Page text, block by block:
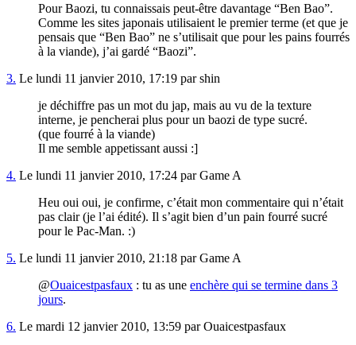
Pour Baozi, tu connaissais peut-être davantage “Ben Bao”.
Comme les sites japonais utilisaient le premier terme (et que je
pensais que “Ben Bao” ne s’utilisait que pour les pains fourrés
à la viande), j’ai gardé “Baozi”.
3. Le lundi 11 janvier 2010, 17:19 par shin
je déchiffre pas un mot du jap, mais au vu de la texture
interne, je pencherai plus pour un baozi de type sucré.
(que fourré à la viande)
Il me semble appetissant aussi :]
4. Le lundi 11 janvier 2010, 17:24 par Game A
Heu oui oui, je confirme, c’était mon commentaire qui n’était
pas clair (je l’ai édité). Il s’agit bien d’un pain fourré sucré
pour le Pac-Man. :)
5. Le lundi 11 janvier 2010, 21:18 par Game A
@Ouaicestpasfaux : tu as une enchère qui se termine dans 3
jours.
6. Le mardi 12 janvier 2010, 13:59 par Ouaicestpasfaux